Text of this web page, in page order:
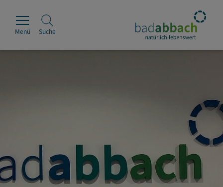
Wirtschaft & Handel
Menü Suche